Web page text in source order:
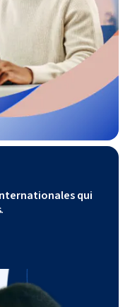
qui